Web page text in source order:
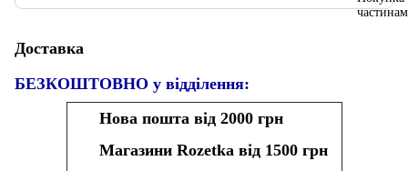
Доставка
БЕЗКОШТОВНО у відділення:
Нова пошта від 2000 грн
Магазини Rozetka від 1500 грн